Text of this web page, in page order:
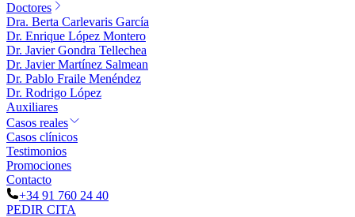
Doctores
Dra. Berta Carlevaris García
Dr. Enrique López Montero
Dr. Javier Gondra Tellechea
Dr. Javier Martínez Salmean
Dr. Pablo Fraile Menéndez
Dr. Rodrigo López
Auxiliares
Casos reales
Casos clínicos
Testimonios
Promociones
Contacto
+34 91 760 24 40
PEDIR CITA